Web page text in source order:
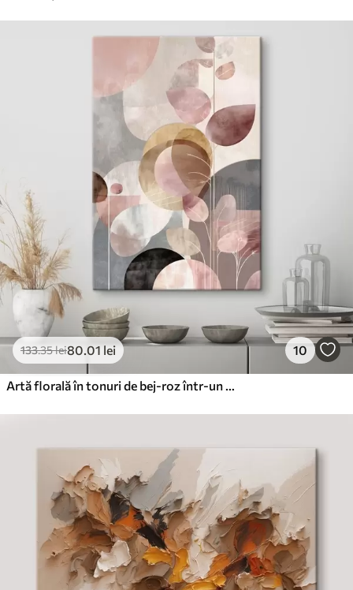
133.35lei80.01 lei 10
Artă florală în tonuri de bej-roz într-un stil minimalist